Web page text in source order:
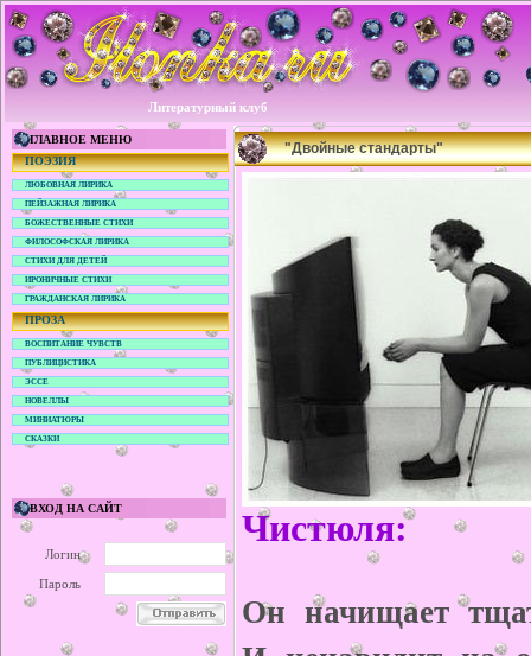
Литературный клуб
ГЛАВНОЕ МЕНЮ
ПОЭЗИЯ
ЛЮБОВНАЯ ЛИРИКА
ПЕЙЗАЖНАЯ ЛИРИКА
БОЖЕСТВЕННЫЕ СТИХИ
ФИЛОСОФСКАЯ ЛИРИКА
СТИХИ ДЛЯ ДЕТЕЙ
ИРОНИЧНЫЕ СТИХИ
ГРАЖДАНСКАЯ ЛИРИКА
ПРОЗА
ВОСПИТАНИЕ ЧУВСТВ
ПУБЛИЦИСТИКА
ЭССЕ
НОВЕЛЛЫ
МИНИАТЮРЫ
СКАЗКИ
ВХОД НА САЙТ
Логин
Пароль
"Двойные стандарты"
Чистюля:
Он начищает